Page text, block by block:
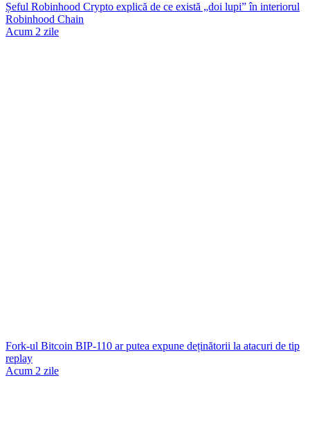
Șeful Robinhood Crypto explică de ce există „doi lupi” în interiorul
Robinhood Chain
Acum 2 zile
Fork-ul Bitcoin BIP-110 ar putea expune deținătorii la atacuri de tip
replay
Acum 2 zile